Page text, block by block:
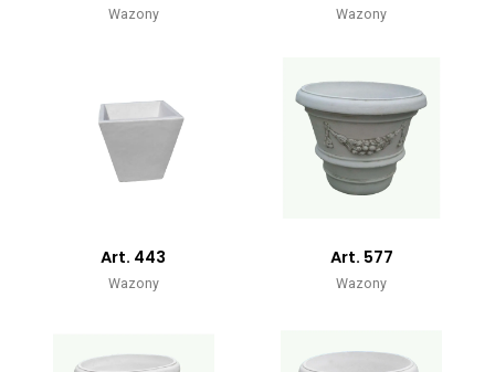
Wazony Wazony
Art. 443
Wazony
Art. 577
Wazony